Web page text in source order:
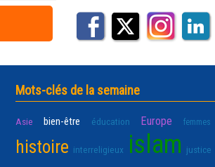
Mots-clés de la semaine
Asie bien-être éducation Europe femmes
histoire interreligieux islam justice